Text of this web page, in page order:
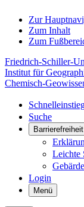
Zur
Zum Inhalt
Zum
Friedrich-Schiller-
Institut für
Chemisch-
Suche
Barrierefreiheit
Leichte
Login
Menü